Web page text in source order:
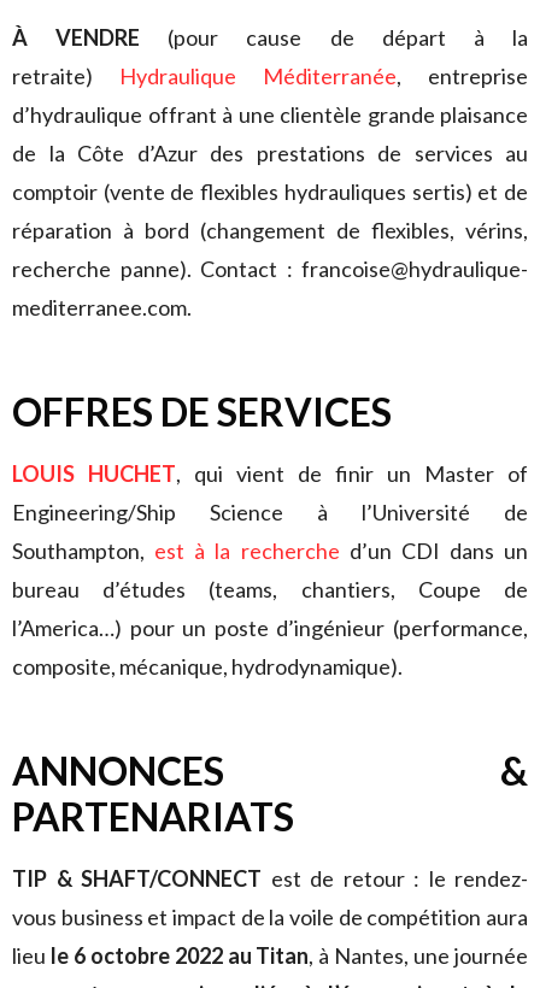
À VENDRE (pour cause de départ à la
retraite) Hydraulique Méditerranée, entreprise
d’hydraulique offrant à une clientèle grande plaisance
de la Côte d’Azur des prestations de services au
comptoir (vente de flexibles hydrauliques sertis) et de
réparation à bord (changement de flexibles, vérins,
recherche panne). Contact : francoise@hydraulique-
mediterranee.com.
OFFRES DE SERVICES
LOUIS HUCHET, qui vient de finir un Master of
Engineering/Ship Science
à l’Université de
Southampton, est à la recherche d’un CDI dans un
bureau d’études (teams, chantiers, Coupe de
l’America…) pour un poste d’ingénieur (performance,
composite, mécanique, hydrodynamique).
ANNONCES &
PARTENARIATS
TIP & SHAFT/CONNECT est de retour : le rendez-
vous business et impact de la voile de compétition aura
lieu le 6 octobre 2022 au Titan, à Nantes, une journée